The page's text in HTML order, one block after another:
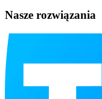
Nasze rozwiązania